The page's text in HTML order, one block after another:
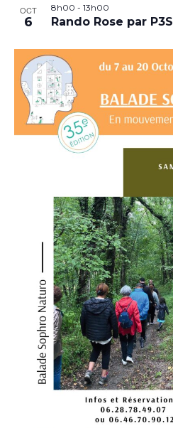
OCT
6
8h00 - 13h00
Rando Rose par P3S